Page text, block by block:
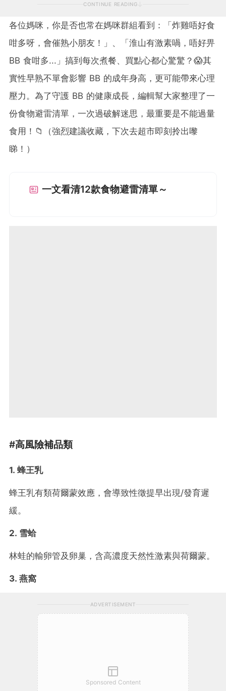
CONTINUE READING
各位媽咪，你是否也常在媽咪群組看到：「炸雞唔好食
咁多呀， 會催熟小朋友！」、 「淮山有激素喎， 唔好畀
BB 食咁多... 」搞到每次煮餐、 買點心都心驚驚？😱其
實性早熟不單會影響 BB 的成年身高， 更可能帶來心理
壓力。 為了守護 BB 的健康成長， 編輯幫大家整理了一
份食物避雷清單， 一次過破解迷思，最重要是不能過量
食用 ！📁（強烈建議收藏， 下次去超市即刻拎出嚟
睇！）
一文看清12款食物避雷清單～
#高風險補品類
1. 蜂王乳
蜂王乳有類荷爾蒙效應，會導致性徵提早出現/發育遲
緩。
2. 雪蛤
林蛙的輸卵管及卵巢，含高濃度天然性激素與荷爾蒙。
3. 燕窩
ADVERTISEMENT
Sponsored Content